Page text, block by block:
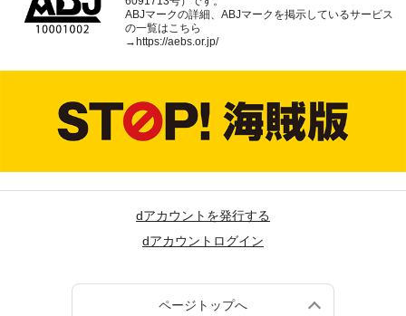
ABJマークの詳細、ABJマークを掲示しているサービス
の一覧はこちら
→ https://aebs.or.jp/
dアカウントを発行する
dアカウントログイン
ページトップへ